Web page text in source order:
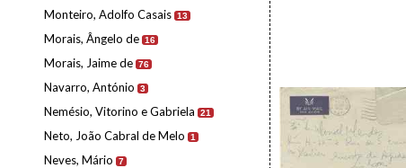
Monteiro, Adolfo Casais 13
Morais, Ângelo de 16
Morais, Jaime de 76
Navarro, António 3
Nemésio, Vitorino e Gabriela 21
Neto, João Cabral de Melo 1
Neves, Mário 7